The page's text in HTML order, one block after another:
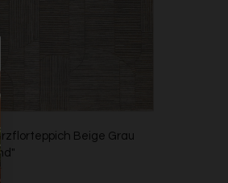
Beige Grau